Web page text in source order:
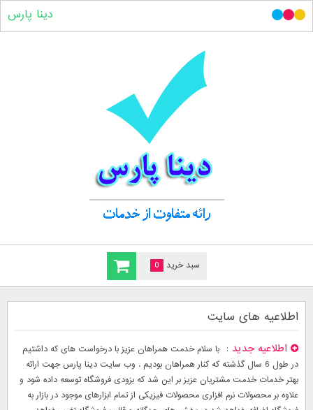
سبد خرید 0
دینا پارس
اطلاعیه های سایت
اطلاعیه جدید
با سلام خدمت همراهان عزیز با درخواست های که داشتیم
در طول 6 سال گذشته که کنار همراهان بودیم . وب سایت دینا پارس جهت ارائه
بهتر خدمات خدمت مشتریان عزیز بر این شد که بزودی فروشگاه توسعه داده شود و
علاوه بر محصولات نرم افزاری محصولات فیزیکی از تمام ابزارهای موجود در بازار به